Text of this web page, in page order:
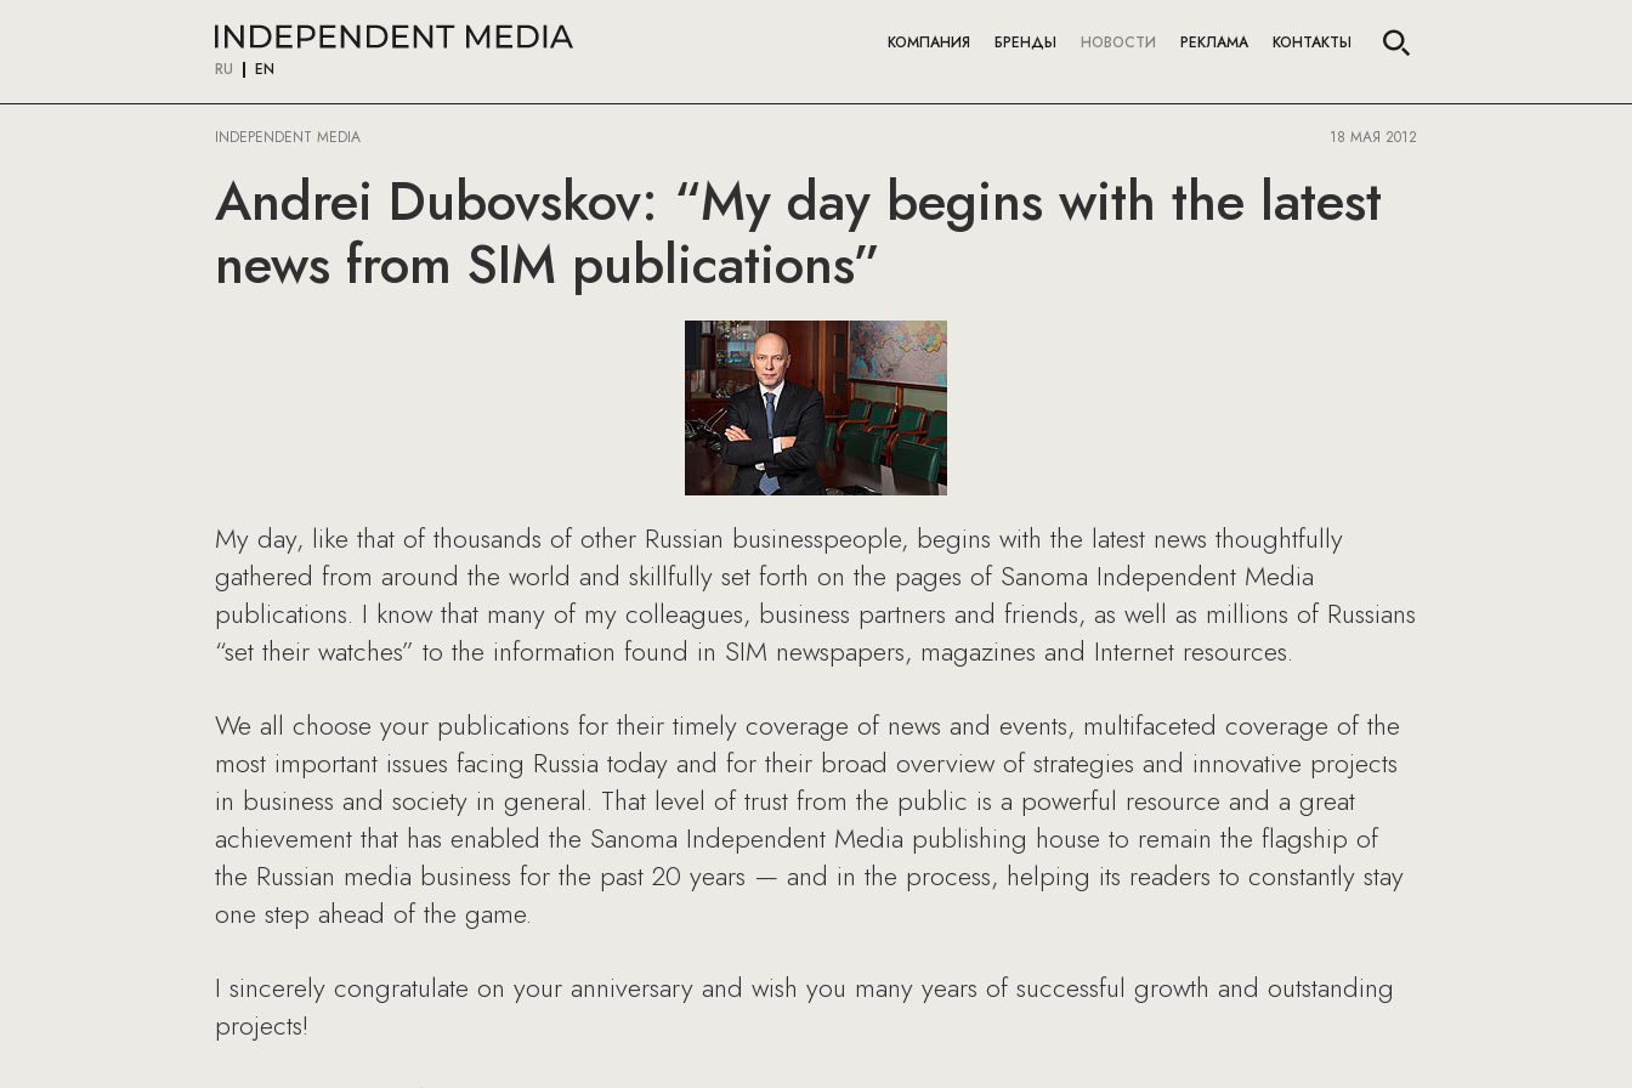
RU EN
КОМПАНИЯ БРЕНДЫ НОВОСТИ РЕКЛАМА КОНТАКТЫ
INDEPENDENT MEDIA 18 МАЯ 2012
Andrei Dubovskov: “My day begins with the latest
news from SIM publications”
My day, like that of thousands of other Russian businesspeople, begins with the latest news thoughtfully
gathered from around the world and skillfully set forth on the pages of Sanoma Independent Media
publications. I know that many of my colleagues, business partners and friends, as well as millions of Russians
“set their watches” to the information found in SIM newspapers, magazines and Internet resources.
We all choose your publications for their timely coverage of news and events, multifaceted coverage of the
most important issues facing Russia today and for their broad overview of strategies and innovative projects
in business and society in general. That level of trust from the public is a powerful resource and a great
achievement that has enabled the Sanoma Independent Media publishing house to remain the flagship of
the Russian media business for the past 20 years — and in the process, helping its readers to constantly stay
one step ahead of the game.
I sincerely congratulate on your anniversary and wish you many years of successful growth and outstanding
projects!